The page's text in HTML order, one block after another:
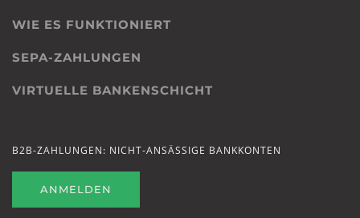
WIE ES FUNKTIONIERT
SEPA-ZAHLUNGEN
VIRTUELLE BANKENSCHICHT
B2B-ZAHLUNGEN: NICHT-ANSÄSSIGE BANKKONTEN
ANMELDEN